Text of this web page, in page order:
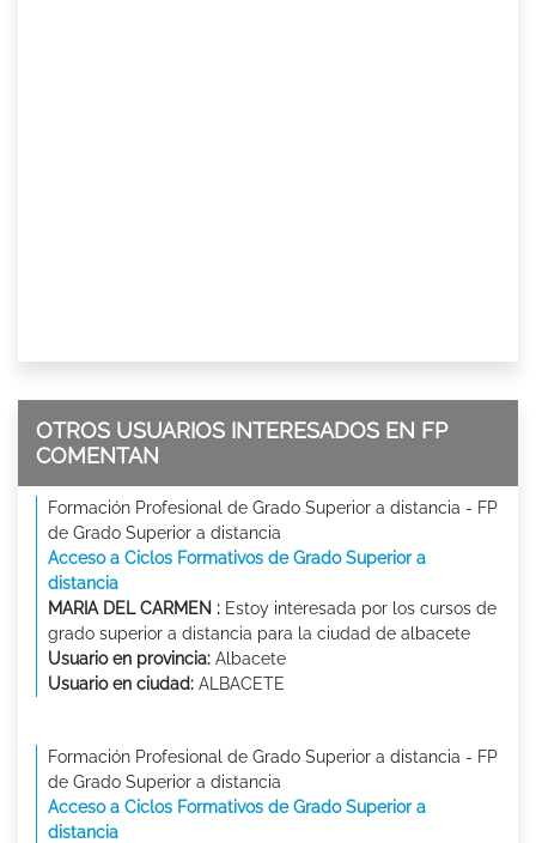
OTROS USUARIOS INTERESADOS EN FP
COMENTAN
Formación Profesional de Grado Superior a distancia - FP
de Grado Superior a distancia
Acceso a Ciclos Formativos de Grado Superior a
distancia
MARIA DEL CARMEN : Estoy interesada por los cursos de
grado superior a distancia para la ciudad de albacete
Usuario en provincia: Albacete
Usuario en ciudad: ALBACETE
Formación Profesional de Grado Superior a distancia - FP
de Grado Superior a distancia
Acceso a Ciclos Formativos de Grado Superior a
distancia